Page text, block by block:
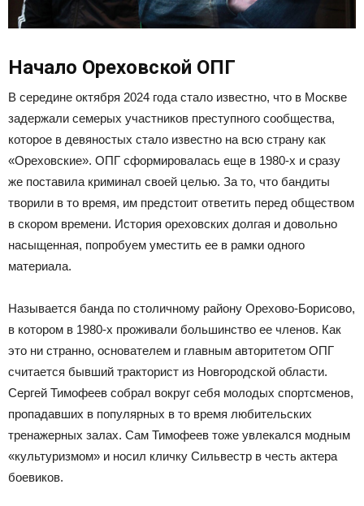
Начало Ореховской ОПГ
В середине октября 2024 года стало известно, что в Москве
задержали семерых участников преступного сообщества,
которое в девяностых стало известно на всю страну как
«Ореховские». ОПГ сформировалась еще в 1980-х и сразу
же поставила криминал своей целью. За то, что бандиты
творили в то время, им предстоит ответить перед обществом
в скором времени. История ореховских долгая и довольно
насыщенная, попробуем уместить ее в рамки одного
материала.
Называется банда по столичному району Орехово-Борисово,
в котором в 1980-х проживали большинство ее членов. Как
это ни странно, основателем и главным авторитетом ОПГ
считается бывший тракторист из Новгородской области.
Сергей Тимофеев собрал вокруг себя молодых спортсменов,
пропадавших в популярных в то время любительских
тренажерных залах. Сам Тимофеев тоже увлекался модным
«культуризмом» и носил кличку Сильвестр в честь актера
боевиков.